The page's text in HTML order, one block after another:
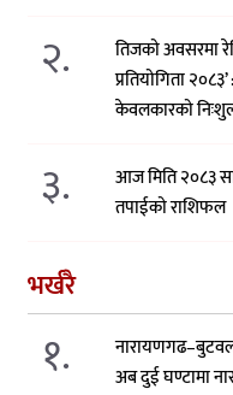
२.
तिजको अवसरमा
प्रतियोगिता
केवलकारको
३.
आज मिति २०८३
तपाईको राशिफल
भर्खरै
१.
अब दुई घण्टामा